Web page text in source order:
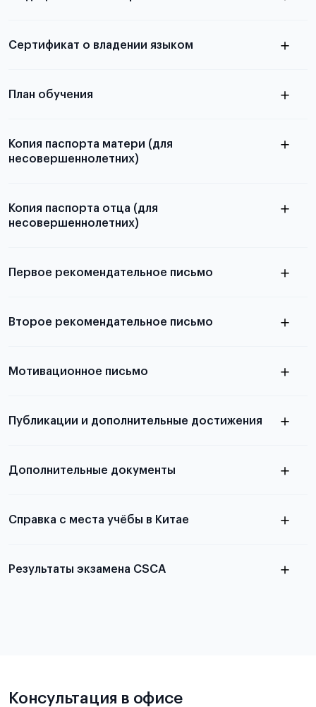
Для примеров заполнения и пустых
Сертификат о владении языком
План обучения
Копия паспорта матери (для
несовершеннолетних)
Копия паспорта отца (для
несовершеннолетних)
выезда
Первое рекомендательное письмо
письма
Второе рекомендательное письмо
письма
Мотивационное письмо
статье
Публикации и дополнительные достижения
Дополнительные документы
Справка с места учёбы в Китае
Результаты экзамена CSCA
Консультация в офисе